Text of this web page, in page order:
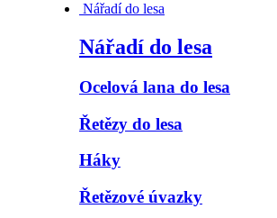
Nářadí do lesa
Nářadí do lesa
Ocelová lana do lesa
Řetězy do lesa
Háky
Řetězové úvazky